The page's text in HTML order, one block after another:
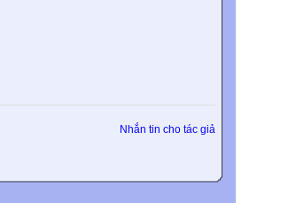
Nhắn tin cho tác giả